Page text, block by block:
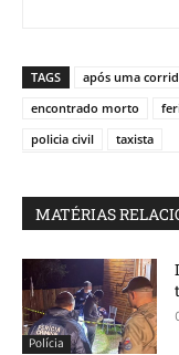
TAGS após uma
encontrado morto
policia civil
taxista
MATÉRIAS
Polícia